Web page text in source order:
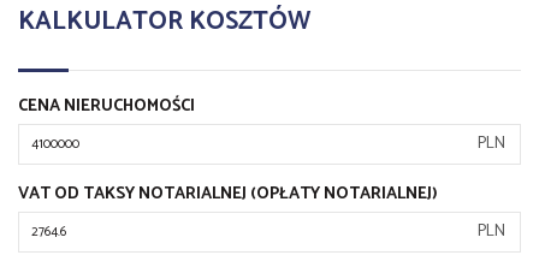
KALKULATOR KOSZTÓW
CENA NIERUCHOMOŚCI
PLN
VAT OD TAKSY NOTARIALNEJ (OPŁATY NOTARIALNEJ)
PLN